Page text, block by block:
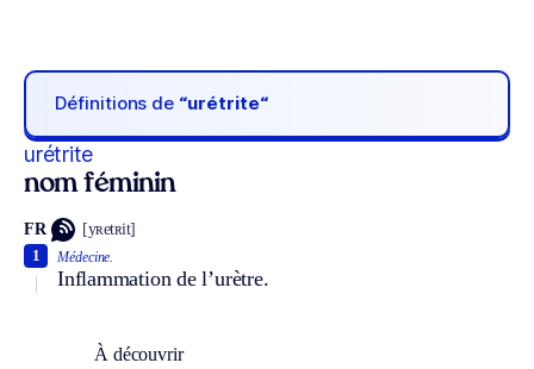
Définitions de “urétrite“
urétrite
nom féminin
FR [yʀetʀit]
Médecine.
Inflammation de l’urètre.
1
À découvrir